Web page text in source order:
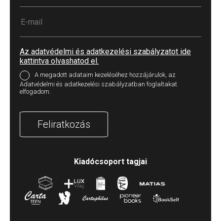
Az adatvédelmi és adatkezelési szabályzatot ide
kattintva olvashatod el.
A megadott adataim kezeléséhez hozzájárulok, az
Adatvédelmi és adatkezelési szabályzatban foglaltakat
elfogadom.
Feliratkozás
Kiadócsoport tagjai